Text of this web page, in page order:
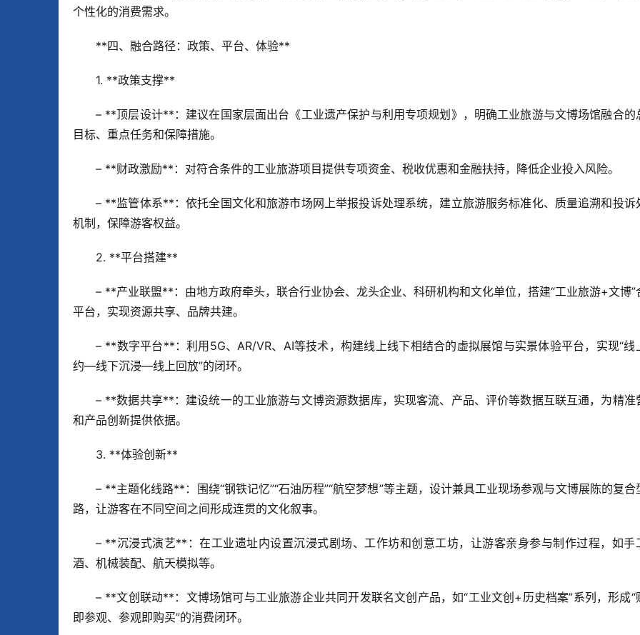
个性化的消费需求。
**四、融合路径：政策、平台、体验**
1. **政策支撑**
– **顶层设计**：建议在国家层面出台《工业遗产保护与利用专项规划》，明确工业旅游与文博场馆融合的
目标、重点任务和保障措施。
– **财政激励**：对符合条件的工业旅游项目提供专项资金、税收优惠和金融扶持，降低企业投入风险。
– **监管体系**：依托全国文化和旅游市场网上举报投诉处理系统，建立旅游服务标准化、质量追溯和投诉
机制，保障游客权益。
2. **平台搭建**
– **产业联盟**：由地方政府牵头，联合行业协会、龙头企业、科研机构和文化单位，搭建“工业旅游+文博”
平台，实现资源共享、品牌共建。
– **数字平台**：利用5G、AR/VR、AI等技术，构建线上线下相结合的虚拟展馆与实景体验平台，实现“线
约—线下沉浸—线上回放”的闭环。
– **数据共享**：建设统一的工业旅游与文博资源数据库，实现客流、产品、评价等数据互联互通，为精准
和产品创新提供依据。
3. **体验创新**
– **主题化线路**：围绕“钢铁记忆”“石油历程”“航空梦想”等主题，设计兼具工业现场参观与文博展陈的复合
路，让游客在不同空间之间形成连贯的文化叙事。
– **沉浸式演艺**：在工业遗址内设置沉浸式剧场、工作坊和创意工坊，让游客亲身参与制作过程，如手
酒、机械装配、航天模拟等。
– **文创联动**：文博场馆可与工业旅游企业共同开发联名文创产品，如“工业文创+历史档案”系列，形成“
即参观、参观即购买”的消费闭环。